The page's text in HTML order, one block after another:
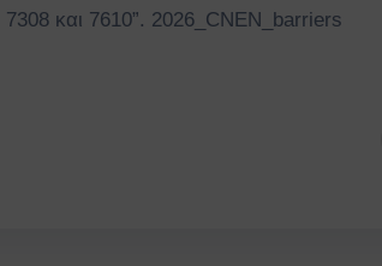
και 7610”. 2026_CNEN_barriers